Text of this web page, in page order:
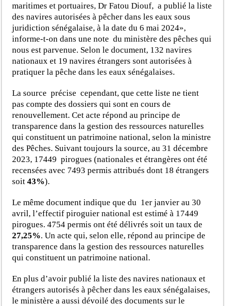
maritimes et portuaires, Dr Fatou Diouf, a publié la liste
des navires autorisées à pêcher dans les eaux sous
juridiction sénégalaise, à la date du 6 mai 2024»,
informe-t-on dans une note du ministère des pêches qui
nous est parvenue. Selon le document, 132 navires
nationaux et 19 navires étrangers sont autorisées à
pratiquer la pêche dans les eaux sénégalaises.
La source précise cependant, que cette liste ne tient
pas compte des dossiers qui sont en cours de
renouvellement. Cet acte répond au principe de
transparence dans la gestion des ressources naturelles
qui constituent un patrimoine national, selon la ministre
des Pêches. Suivant toujours la source, au 31 décembre
2023, 17449 pirogues (nationales et étrangères ont été
recensées avec 7493 permis attribués dont 18 étrangers
soit43%).
Le même document indique que du 1er janvier au 30
avril, l’effectif piroguier national est estimé à 17449
pirogues. 4754 permis ont été délivrés soit un taux de
27,25%. Un acte qui, selon elle, répond au principe de
transparence dans la gestion des ressources naturelles
qui constituent un patrimoine national.
En plus d’avoir publié la liste des navires nationaux et
étrangers autorisés à pêcher dans les eaux sénégalaises,
le ministère a aussi dévoilé des documents sur le